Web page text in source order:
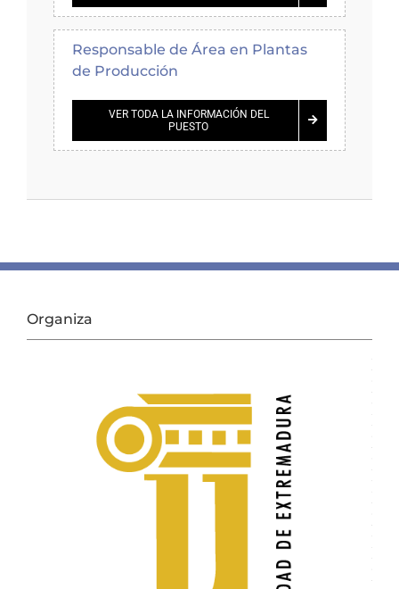
Responsable de Área en Plantas
de Producción
VER TODA LA INFORMACIÓN DEL
PUESTO
Organiza